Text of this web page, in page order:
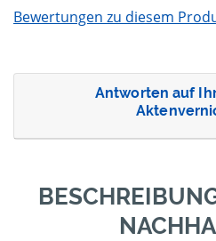
Bewertungen zu diesem
Antworten auf